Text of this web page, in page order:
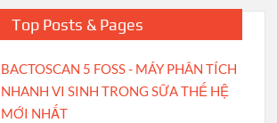
Top Posts & Pages
BACTOSCAN 5 FOSS - MÁY PHÂN TÍCH
NHANH VI SINH TRONG SỮA THẾ HỆ
MỚI NHẤT